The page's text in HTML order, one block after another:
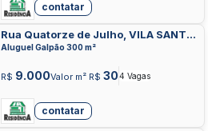
contatar
Rua Quatorze de Julho, VILA SANTA
TEREZINHA, ANAPOLIS
Aluguel Galpão 300 m²
R$ 9.000Valor m² R$ 304 Vagas
contatar